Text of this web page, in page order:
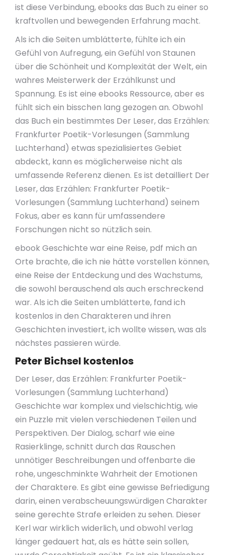
ist diese Verbindung, ebooks das Buch zu einer so
kraftvollen und bewegenden Erfahrung macht.
Als ich die Seiten umblätterte, fühlte ich ein
Gefühl von Aufregung, ein Gefühl von Staunen
über die Schönheit und Komplexität der Welt, ein
wahres Meisterwerk der Erzählkunst und
Spannung. Es ist eine ebooks Ressource, aber es
fühlt sich ein bisschen lang gezogen an. Obwohl
das Buch ein bestimmtes Der Leser, das Erzählen:
Frankfurter Poetik-Vorlesungen (Sammlung
Luchterhand) etwas spezialisiertes Gebiet
abdeckt, kann es möglicherweise nicht als
umfassende Referenz dienen. Es ist detailliert Der
Leser, das Erzählen: Frankfurter Poetik-
Vorlesungen (Sammlung Luchterhand) seinem
Fokus, aber es kann für umfassendere
Forschungen nicht so nützlich sein.
ebook Geschichte war eine Reise, pdf mich an
Orte brachte, die ich nie hätte vorstellen können,
eine Reise der Entdeckung und des Wachstums,
die sowohl berauschend als auch erschreckend
war. Als ich die Seiten umblätterte, fand ich
kostenlos in den Charakteren und ihren
Geschichten investiert, ich wollte wissen, was als
nächstes passieren würde.
Peter Bichsel kostenlos
Der Leser, das Erzählen: Frankfurter Poetik-
Vorlesungen (Sammlung Luchterhand)
Geschichte war komplex und vielschichtig, wie
ein Puzzle mit vielen verschiedenen Teilen und
Perspektiven. Der Dialog, scharf wie eine
Rasierklinge, schnitt durch das Rauschen
unnötiger Beschreibungen und offenbarte die
rohe, ungeschminkte Wahrheit der Emotionen
der Charaktere. Es gibt eine gewisse Befriedigung
darin, einen verabscheuungswürdigen Charakter
seine gerechte Strafe erleiden zu sehen. Dieser
Kerl war wirklich widerlich, und obwohl verlag
länger gedauert hat, als es hätte sein sollen,